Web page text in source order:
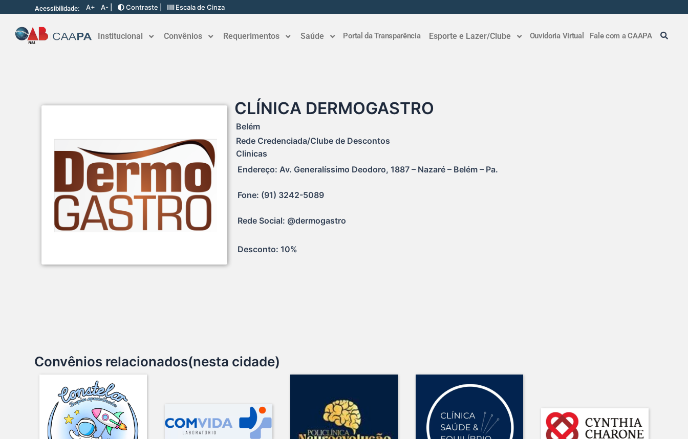
Acessibilidade: A+ A- | Contraste | Escala de Cinza
Institucional Convênios Requerimentos Saúde Portal da Transparência Esporte e Lazer/Clube Ouvidoria Virtual Fale com a CAAPA
CLÍNICA DERMOGASTRO
Belém
Rede Credenciada/Clube de Descontos
Clinicas
Endereço: Av. Generalíssimo Deodoro, 1887 – Nazaré – Belém – Pa.
Fone: (91) 3242-5089
Rede Social: @dermogastro
Desconto: 10%
Convênios relacionados(nesta cidade)